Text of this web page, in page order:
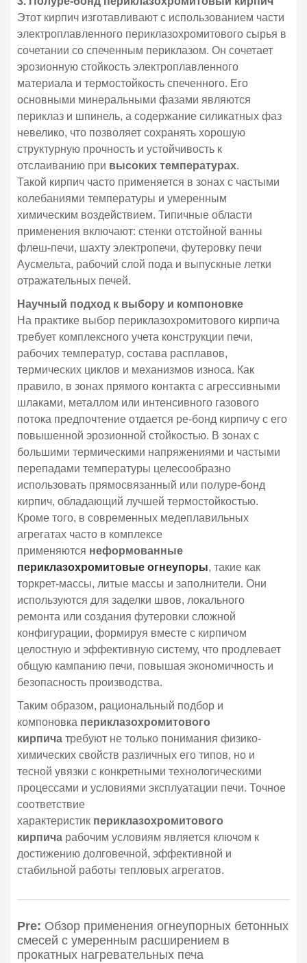
Этот кирпич изготавливают с использованием части
электроплавленного периклазохромитового сырья в
сочетании со спеченным периклазом. Он сочетает
эрозионную стойкость электроплавленного
материала и термостойкость спеченного. Его
основными минеральными фазами являются
периклаз и шпинель, а содержание силикатных фаз
невелико, что позволяет сохранять хорошую
структурную прочность и устойчивость к
отслаиванию при высоких температурах.
Такой кирпич часто применяется в зонах с частыми
колебаниями температуры и умеренным
химическим воздействием. Типичные области
применения включают: стенки отстойной ванны
флеш-печи, шахту электропечи, футеровку печи
Аусмельта, рабочий слой пода и выпускные летки
отражательных печей.
Научный подход к выбору и компоновке
На практике выбор периклазохромитового кирпича
требует комплексного учета конструкции печи,
рабочих температур, состава расплавов,
термических циклов и механизмов износа. Как
правило, в зонах прямого контакта с агрессивными
шлаками, металлом или интенсивного газового
потока предпочтение отдается ре-бонд кирпичу с его
повышенной эрозионной стойкостью. В зонах с
большими термическими напряжениями и частыми
перепадами температуры целесообразно
использовать прямосвязанный или полуре-бонд
кирпич, обладающий лучшей термостойкостью.
Кроме того, в современных медеплавильных
агрегатах часто в комплексе
применяются неформованные
периклазохромитовые огнеупоры, такие как
торкрет-массы, литые массы и заполнители. Они
используются для заделки швов, локального
ремонта или создания футеровки сложной
конфигурации, формируя вместе с кирпичом
целостную и эффективную систему, что продлевает
общую кампанию печи, повышая экономичность и
безопасность производства.
Таким образом, рациональный подбор и
компоновка периклазохромитового
кирпича требуют не только понимания физико-
химических свойств различных его типов, но и
тесной увязки с конкретными технологическими
процессами и условиями эксплуатации печи. Точное
соответствие
характеристик периклазохромитового
кирпича рабочим условиям является ключом к
достижению долговечной, эффективной и
стабильной работы тепловых агрегатов.
Pre: Обзор применения огнеупорных бетонных
смесей с умеренным расширением в
прокатных нагревательных печа